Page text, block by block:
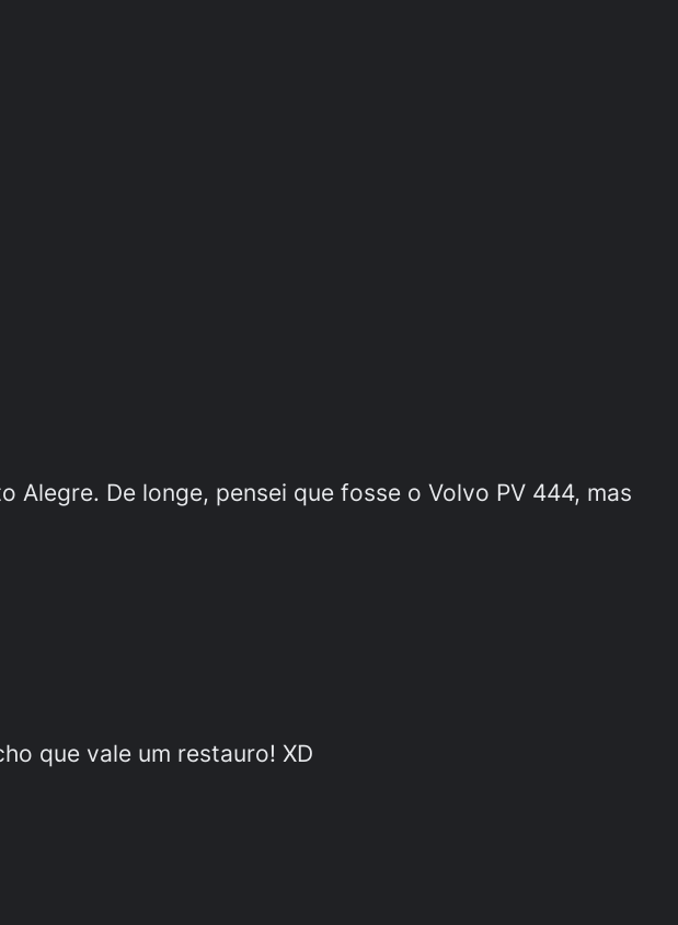
De longe, pensei que fosse o Volvo PV 444, mas
que vale um restauro! XD